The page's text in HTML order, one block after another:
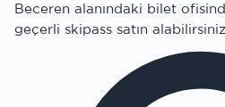
Beceren alanındaki bilet
geçerli skipass satın alabilirsiniz.